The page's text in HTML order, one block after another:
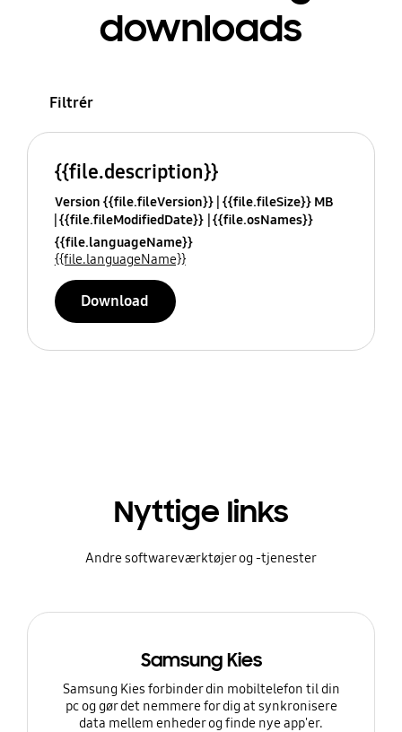
downloads
Filtrér
{{file.description}}
Version {{file.fileVersion}} {{file.fileSize}} MB
{{file.fileModifiedDate}} {{file.osNames}}
{{file.languageName}}
{{file.languageName}}
Download
Nyttige links
Andre softwareværktøjer og -tjenester
Samsung Kies
Samsung Kies forbinder din mobiltelefon til din
pc og gør det nemmere for dig at synkronisere
data mellem enheder og finde nye app'er.